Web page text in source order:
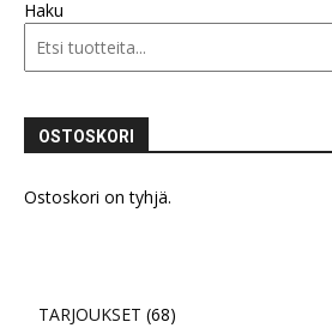
sivulla.
Haku
OSTOSKORI
Ostoskori on tyhjä.
TARJOUKSET 6868